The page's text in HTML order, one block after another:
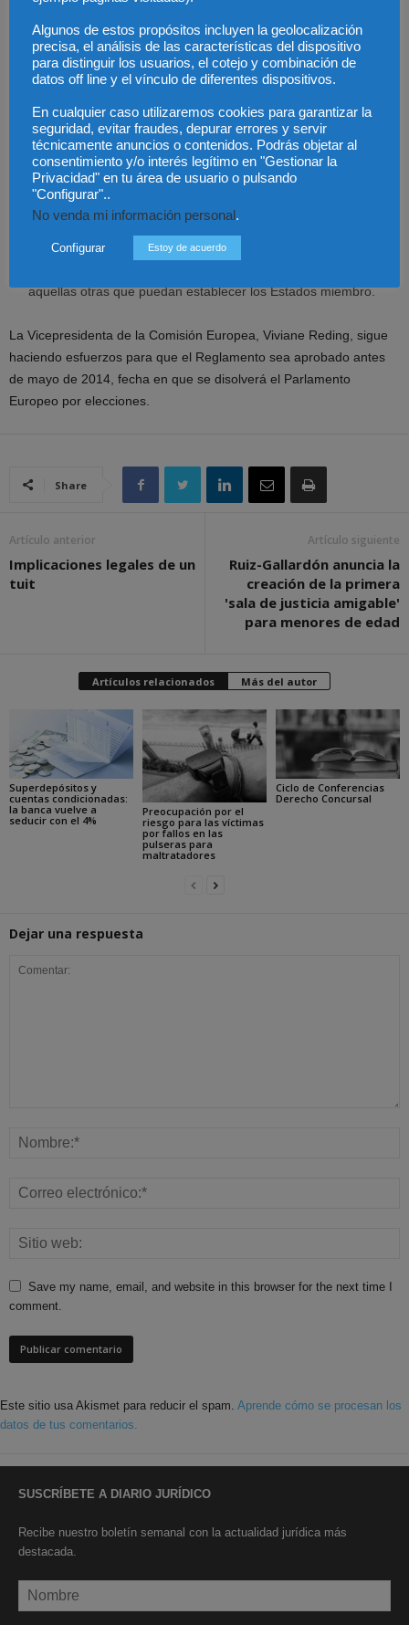
punto de contacto único.
En materia de sanciones, deberá respetarse plenamente el
principio non bis in idem, por lo que no podrán imponerse
sanciones dos veces por la misma infracción del Reglamento.
con fines de investigación histórica, estadística o científica. Sólo
se exceptúan casos de interés público con anonimización o
seudonimización de los datos, previa autorización de la
autoridad de control.
Igualmente, el consentimiento será necesario para el
tratamiento del resto de datos especialmente protegidos con
finalidad de investigación histórica, estadística o científica, salvo
aquellas otras que puedan establecer los Estados miembro.
La Vicepresidenta de la Comisión Europea, Viviane Reding, sigue
haciendo esfuerzos para que el Reglamento sea aprobado antes
de mayo de 2014, fecha en que se disolverá el Parlamento
Europeo por elecciones.
Share
Artículo anterior
Implicaciones legales de un
tuit
Artículo siguiente
Ruiz-Gallardón anuncia la
creación de la primera
'sala de justicia amigable'
para menores de edad
Artículos relacionados Más del autor
Superdepósitos y
cuentas condicionadas:
la banca vuelve a
seducir con el 4%
Preocupación por el
riesgo para las víctimas
por fallos en las
pulseras para
maltratadores
Ciclo de Conferencias
Derecho Concursal
Dejar una respuesta
Save my name, email, and website in this browser for the next time I
comment.
Este sitio usa Akismet para reducir el spam. Aprende cómo se procesan los
datos de tus comentarios.
SUSCRÍBETE A DIARIO JURÍDICO
Recibe nuestro boletín semanal con la actualidad jurídica más
destacada.
Algunos de estos propósitos incluyen la geolocalización
precisa, el análisis de las características del dispositivo
para distinguir los usuarios, el cotejo y combinación de
datos off line y el vínculo de diferentes dispositivos.
En cualquier caso utilizaremos cookies para garantizar la
seguridad, evitar fraudes, depurar errores y servir
técnicamente anuncios o contenidos. Podrás objetar al
consentimiento y/o interés legítimo en "Gestionar la
Privacidad" en tu área de usuario o pulsando
"Configurar"..
No venda mi información personal.
Configurar Estoy de acuerdo